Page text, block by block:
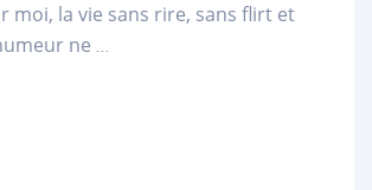
moi, la vie sans rire, sans flirt et
ne ...